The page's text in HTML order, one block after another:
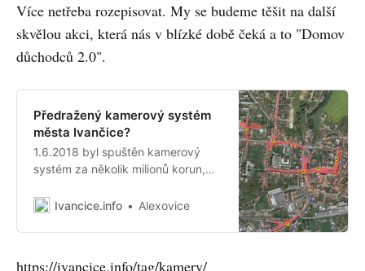
Více netřeba rozepisovat. My se budeme těšit na další
skvělou akci, která nás v blízké době čeká a to "Domov
důchodců 2.0".
Předražený kamerový systém
města Ivančice?
1.6.2018 byl spuštěn kamerový
systém za několik milionů korun,
bezpečnost občanů města.
tajemný průběh celého vyběrového
Ivancice.info Alexovice
https://ivancice.info/tag/kamery/